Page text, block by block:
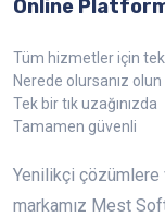
Online
Tüm hizmetler için
Nerede olursanız
Tek bir tık uzağınızda
Tamamen güvenli
Yenilikçi
markamız Mest